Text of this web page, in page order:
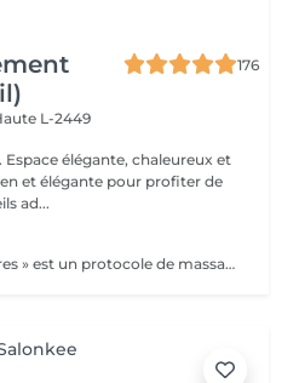
176
L-2449
et élégante pour profiter de
ad...
Le soin « Cryo Jambes Légères » est un protocole de massage en plusieurs étapes (drainage, modelage et finition par le froid) qui décongestionne et affine instantanément les jambes. Il cible la rétention d'eau, lisse la peau d'orange et procure une sensation de bien-être profond.